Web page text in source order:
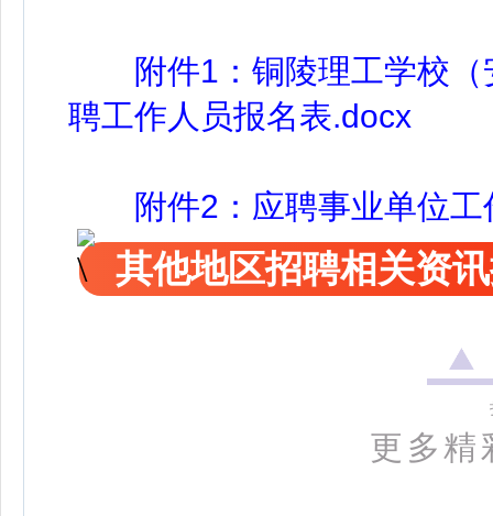
附件1：铜陵理工学校（
聘工作人员报名表.docx
附件2：应聘事业单位工
其他地区招聘相关资
更多精